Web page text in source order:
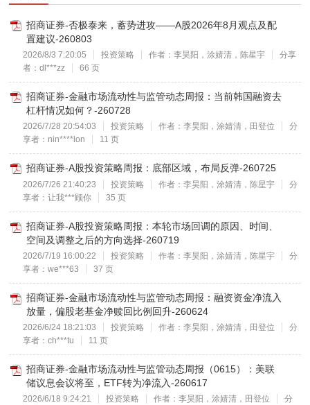
招商证券-否极泰来，蓄势进攻——A股2026年8月观点及配
置建议-260803
2026/8/3 7:20:05 投资策略 作者：李昊阳，涂婧清，陈星宇
分享
者：dl***zz
66 页
招商证券-金融市场流动性与监管动态周报：当前韩国融资去
杠杆情况如何？-260728
2026/7/28 20:54:03 投资策略 作者：李昊阳，涂婧清，田登位
分
享者：nin****lon
11 页
招商证券-A股投资策略周报：底部区域，布局反弹-260725
2026/7/26 21:40:23 投资策略 作者：李昊阳，涂婧清，陈星宇
分
享者：让我***顾你
35 页
招商证券-A股投资策略周报：本轮市场回调的原因、时间、
空间及调整之后的方向选择-260719
2026/7/19 16:00:22 投资策略 作者：李昊阳，涂婧清，陈星宇
分
享者：we***63
37 页
招商证券-金融市场流动性与监管动态周报：融资资金净流入
放量，偏股老基金净赎回比例回升-260624
2026/6/24 18:21:03 投资策略 作者：李昊阳，涂婧清，田登位
分
享者：ch***tu
11 页
招商证券-金融市场流动性与监管动态周报（0615）：美联
储议息会议将至，ETF转为净流入-260617
2026/6/18 9:24:21 投资策略 作者：李昊阳，涂婧清，田登位
分